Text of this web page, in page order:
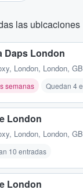
las ubicaciones
Daps London
, London, London, GB
semanas Quedan 4
London
, London, London, GB
10 entradas
London